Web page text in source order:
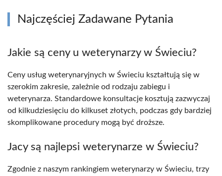
Najczęściej Zadawane Pytania
Jakie są ceny u weterynarzy w Świeciu?
Ceny usług weterynaryjnych w Świeciu kształtują się w
szerokim zakresie, zależnie od rodzaju zabiegu i
weterynarza. Standardowe konsultacje kosztują zazwyczaj
od kilkudziesięciu do kilkuset złotych, podczas gdy bardziej
skomplikowane procedury mogą być droższe.
Jacy są najlepsi weterynarze w Świeciu?
Zgodnie z naszym rankingiem weterynarzy w Świeciu, trzy